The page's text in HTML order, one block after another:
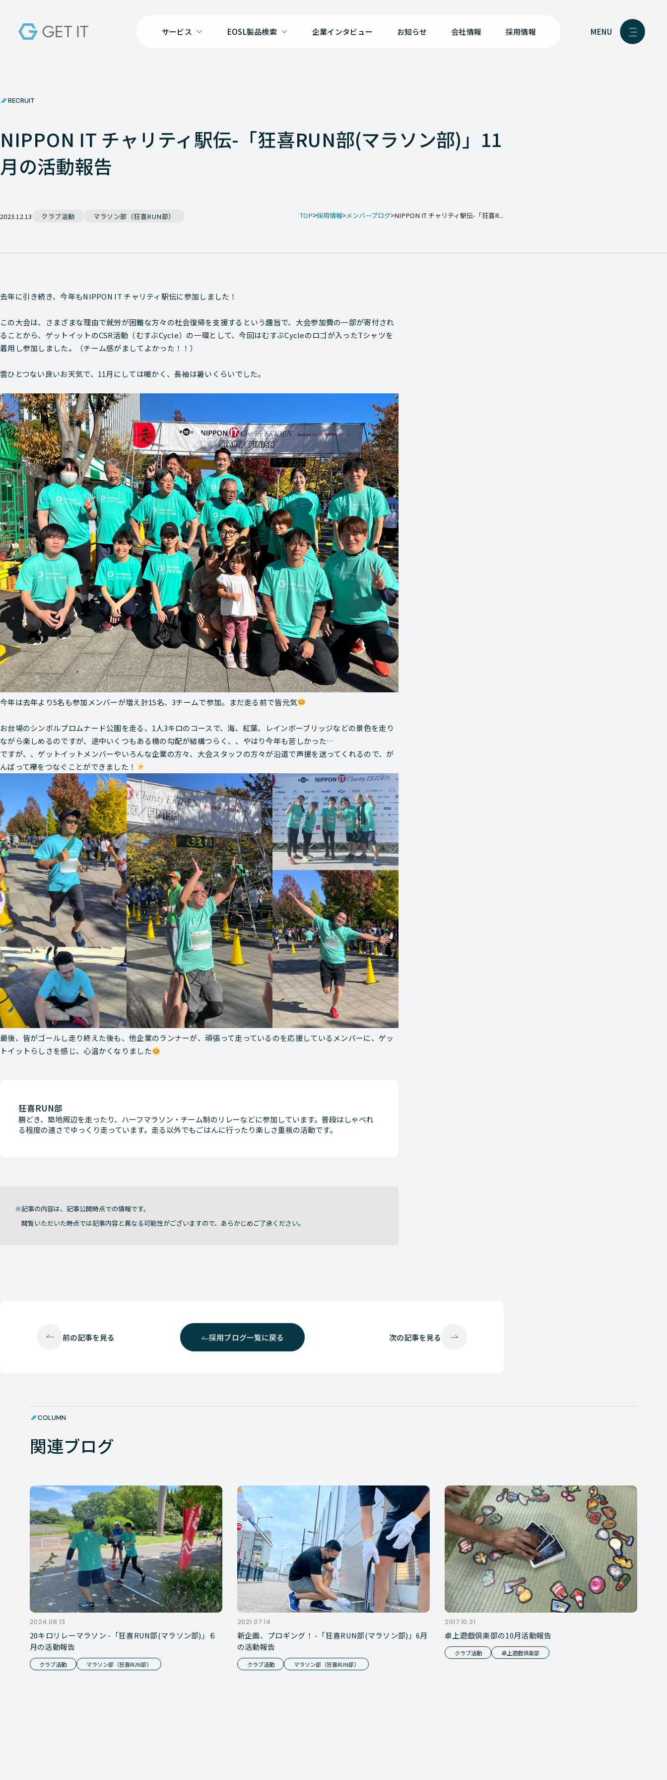
サービス EOSL製品検索 企業インタビュー お知らせ 会社情報 採用情報 MENU
RECRUIT
NIPPON IT チャリティ駅伝-「狂喜RUN部(マラソン部)」11
月の活動報告
2023.12.13 クラブ活動 マラソン部（狂喜RUN部） TOP 採用情報 メンバーブログ NIPPON IT チャリティ駅伝-「狂喜R...
去年に引き続き、今年もNIPPON IT チャリティ駅伝に参加しました！
この大会は、さまざまな理由で就労が困難な方々の社会復帰を支援するという趣旨で、大会参加費の一部が寄付され
ることから、ゲットイットのCSR活動（むすぶCycle）の一環として、今回はむすぶCycleのロゴが入ったTシャツを
着用し参加しました。（チーム感がましてよかった！！）
雲ひとつない良いお天気で、11月にしては暖かく、長袖は暑いくらいでした。
今年は去年より5名も参加メンバーが増え計15名、3チームで参加。まだ走る前で皆元気
お台場のシンボルプロムナード公園を走る、1人3キロのコースで、海、紅葉、レインボーブリッジなどの景色を走り
ながら楽しめるのですが、途中いくつもある橋の勾配が結構つらく、、やはり今年も苦しかった…
ですが、、ゲットイットメンバーやいろんな企業の方々、大会スタッフの方々が沿道で声援を送ってくれるので、が
んばって襷をつなぐことができました！
最後、皆がゴールし走り終えた後も、他企業のランナーが、頑張って走っているのを応援しているメンバーに、ゲッ
トイットらしさを感じ、心温かくなりました
狂喜RUN部
勝どき、築地周辺を走ったり、ハーフマラソン・チーム制のリレーなどに参加しています。普段はしゃべれ
る程度の速さでゆっくり走っています。走る以外でもごはんに行ったり楽しさ重視の活動です。
記事の内容は、記事公開時点での情報です。
閲覧いただいた時点では記事内容と異なる可能性がございますので、あらかじめご了承ください。
前の記事を見る 採用ブログ一覧に戻る 次の記事を見る
COLUMN
関連ブログ
2024.08.13
20キロリレーマラソン -「狂喜RUN部(マラソン部)」６
月の活動報告
クラブ活動 マラソン部（狂喜RUN部）
2021.07.14
新企画、プロギング！ -「狂喜RUN部(マラソン部)」6月
の活動報告
クラブ活動 マラソン部（狂喜RUN部）
2017.10.31
卓上遊戯倶楽部の10月活動報告
クラブ活動 卓上遊戯倶楽部